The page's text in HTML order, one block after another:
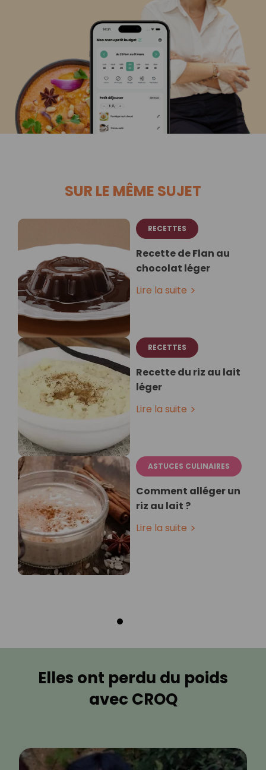
SUR LE MÊME SUJET
RECETTES
Recette de Flan au
chocolat léger
Lire la suite
RECETTES
Recette du riz au lait
léger
Lire la suite
ASTUCES CULINAIRES
Comment alléger un
riz au lait ?
Lire la suite
Elles ont perdu du poids
avec CROQ